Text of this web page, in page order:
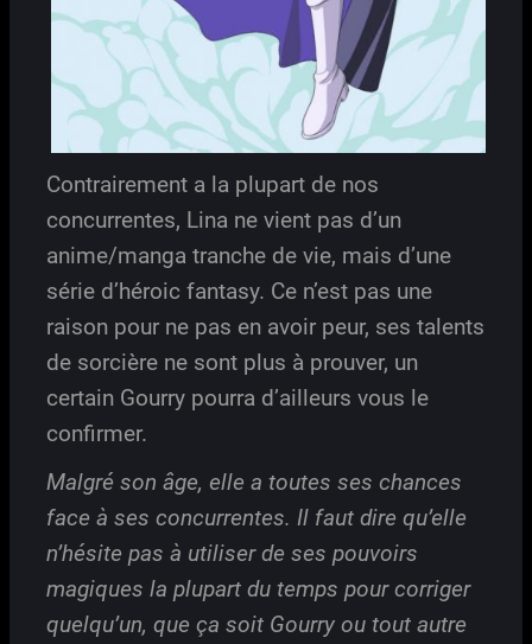
Contrairement a la plupart de nos
concurrentes, Lina ne vient pas d’un
anime/manga tranche de vie, mais d’une
série d’héroic fantasy. Ce n’est pas une
raison pour ne pas en avoir peur, ses talents
de sorcière ne sont plus à prouver, un
certain Gourry pourra d’ailleurs vous le
confirmer.
Malgré son âge, elle a toutes ses chances
face à ses concurrentes. Il faut dire qu’elle
n’hésite pas à utiliser de ses pouvoirs
magiques la plupart du temps pour corriger
quelqu’un, que ça soit Gourry ou tout autre